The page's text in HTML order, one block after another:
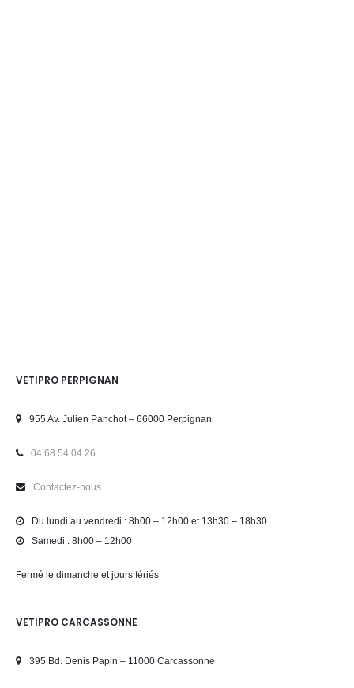
VETIPRO PERPIGNAN
955 Av. Julien Panchot – 66000 Perpignan
04 68 54 04 26
Contactez-nous
Du lundi au vendredi : 8h00 – 12h00 et 13h30 – 18h30
Samedi : 8h00 – 12h00
Fermé le dimanche et jours fériés
VETIPRO CARCASSONNE
395 Bd. Denis Papin – 11000 Carcassonne